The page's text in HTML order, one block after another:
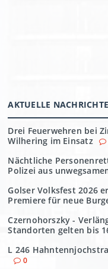
AKTUELLE
Drei Feuerwehren bei
Wilhering im Einsatz
Nächtliche
Polizei aus
Golser Volksfest 2026
Premiere für neue
Czernohorszky -
Standorten gelten bis
L 246
0